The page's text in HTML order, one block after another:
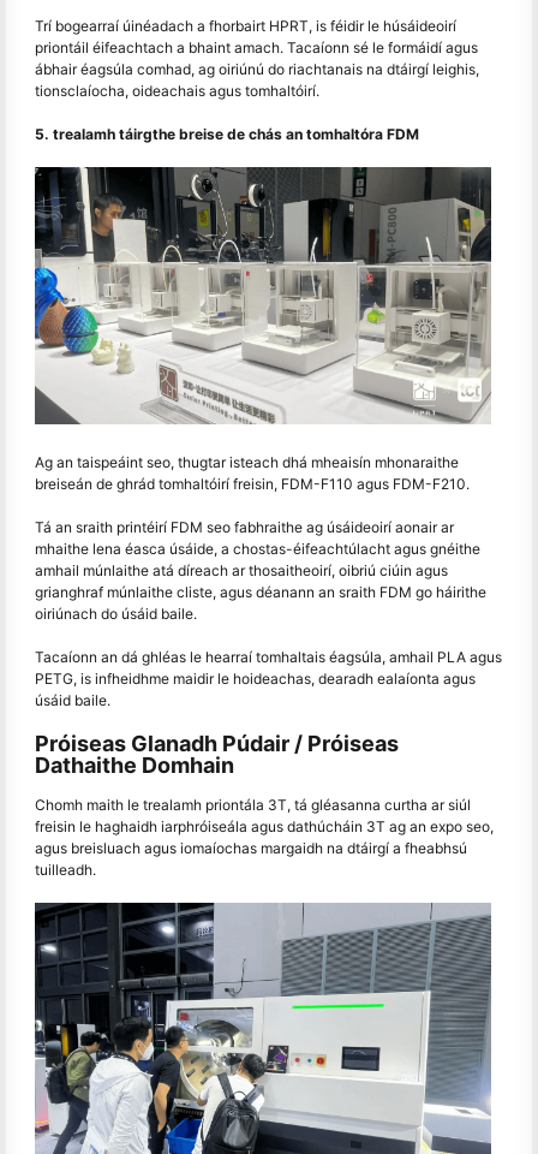
Trí bogearraí úinéadach a fhorbairt HPRT, is féidir le húsáideoirí
priontáil éifeachtach a bhaint amach. Tacaíonn sé le formáidí agus
ábhair éagsúla comhad, ag oiriúnú do riachtanais na dtáirgí leighis,
tionsclaíocha, oideachais agus tomhaltóirí.
5. trealamh táirgthe breise de chás an tomhaltóra FDM
Ag an taispeáint seo, thugtar isteach dhá mheaisín mhonaraithe
breiseán de ghrád tomhaltóirí freisin, FDM-F110 agus FDM-F210.
Tá an sraith printéirí FDM seo fabhraithe ag úsáideoirí aonair ar
mhaithe lena éasca úsáide, a chostas-éifeachtúlacht agus gnéithe
amhail múnlaithe atá díreach ar thosaitheoirí, oibriú ciúin agus
grianghraf múnlaithe cliste, agus déanann an sraith FDM go háirithe
oiriúnach do úsáid baile.
Tacaíonn an dá ghléas le hearraí tomhaltais éagsúla, amhail PLA agus
PETG, is infheidhme maidir le hoideachas, dearadh ealaíonta agus
úsáid baile.
Próiseas Glanadh Púdair / Próiseas
Dathaithe Domhain
Chomh maith le trealamh priontála 3T, tá gléasanna curtha ar siúl
freisin le haghaidh iarphróiseála agus dathúcháin 3T ag an expo seo,
agus breisluach agus iomaíochas margaidh na dtáirgí a fheabhsú
tuilleadh.